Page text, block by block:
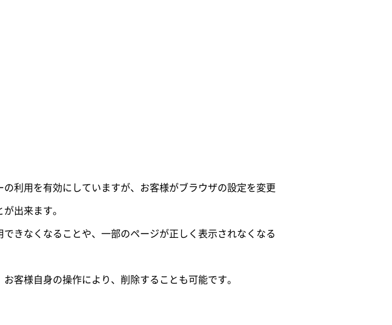
利用を有効にしていますが、お客様がブラウザの設定を変更
出来ます。
きなくなることや、一部のページが正しく表示されなくなる
客様自身の操作により、削除することも可能です。